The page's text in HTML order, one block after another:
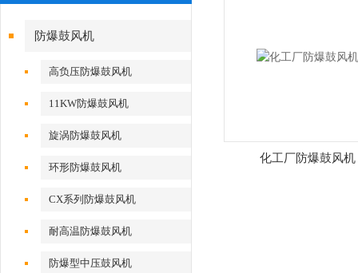
防爆鼓风机
高负压防爆鼓风机
11KW防爆鼓风机
旋涡防爆鼓风机
环形防爆鼓风机
CX系列防爆鼓风机
耐高温防爆鼓风机
防爆型中压鼓风机
化工厂防爆鼓风机